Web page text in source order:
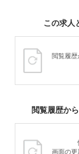
この求人
閲覧履歴
閲覧履歴か
画面の更